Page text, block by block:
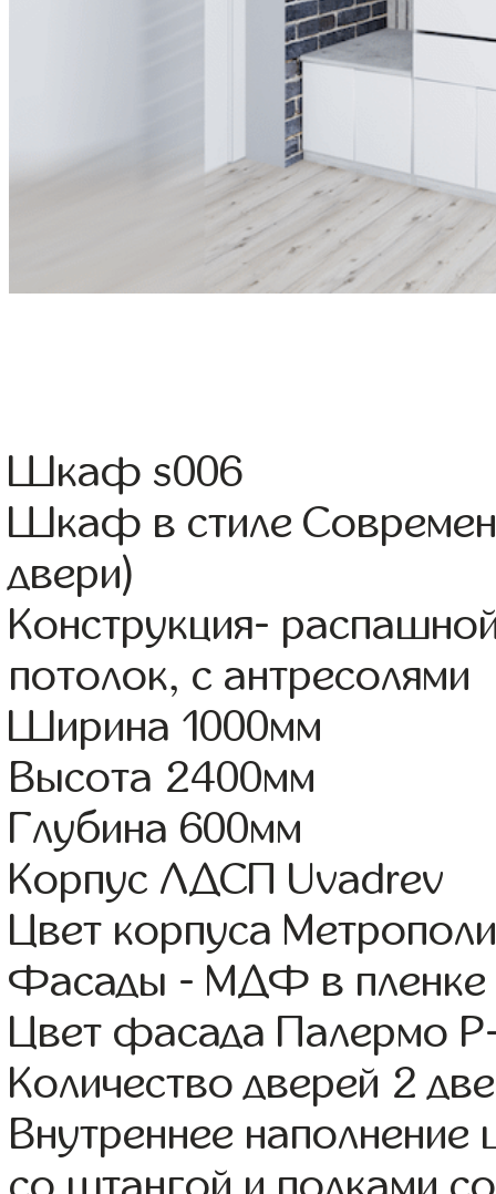
Шкаф s006
Шкаф в стиле
двери)
Конструкция-
потолок, с антресолями
Ширина 1000мм
Высота 2400мм
Глубина 600мм
Корпус ЛДСП Uvadrev
Цвет корпуса
Фасады - МДФ в
Цвет фасада Палермо
Количество дверей 2
Внутреннее